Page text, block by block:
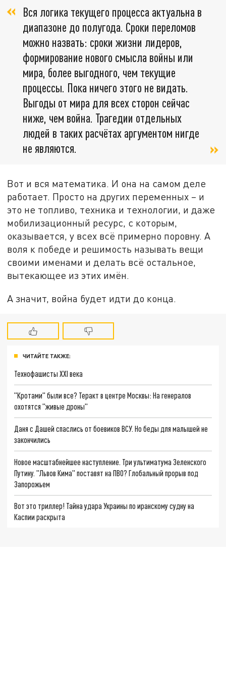
Вся логика текущего процесса актуальна в
диапазоне до полугода. Сроки переломов
можно назвать: сроки жизни лидеров,
формирование нового смысла войны или
мира, более выгодного, чем текущие
процессы. Пока ничего этого не видать.
Выгоды от мира для всех сторон сейчас
ниже, чем война. Трагедии отдельных
людей в таких расчётах аргументом нигде
не являются.
Вот и вся математика. И она на самом деле
работает. Просто на других переменных – и
это не топливо, техника и технологии, и даже
мобилизационный ресурс, с которым,
оказывается, у всех всё примерно поровну. А
воля к победе и решимость называть вещи
своими именами и делать всё остальное,
вытекающее из этих имён.
А значит, война будет идти до конца.
ЧИТАЙТЕ ТАКЖЕ:
Технофашисты XXI века
"Кротами" были все? Теракт в центре Москвы: На генералов
охотятся "живые дроны"
Даня с Дашей спаслись от боевиков ВСУ. Но беды для малышей не
закончились
Новое масштабнейшее наступление. Три ультиматума Зеленского
Путину. "Львов Кима" поставят на ПВО? Глобальный прорыв под
Запорожьем
Вот это триллер! Тайна удара Украины по иранскому судну на
Каспии раскрыта